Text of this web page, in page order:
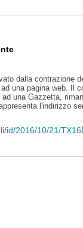
dalla contrazione
una pagina web. Il
una Gazzetta,
l'indirizzo
id/2016/10/21/